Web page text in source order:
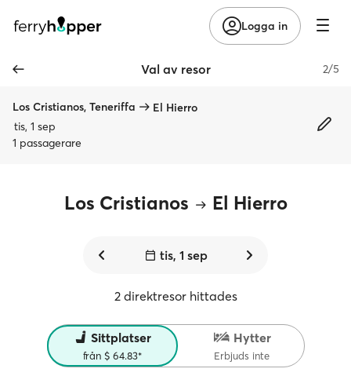
Logga in
Val av resor 2/5
Los Cristianos, Teneriffa
El Hierro
tis, 1 sep
1 passagerare
Los Cristianos El Hierro
tis, 1 sep
2 direktresor hittades
Sittplatser
från $ 64.83*
Hytter
Erbjuds inte